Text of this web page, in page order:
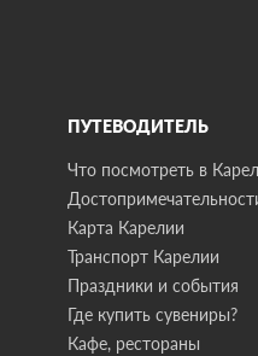
ПУТЕВОДИТЕЛЬ
Что посмотреть в
Карта Карелии
Транспорт Карелии
Праздники и события
Где купить сувениры?
Кафе, рестораны